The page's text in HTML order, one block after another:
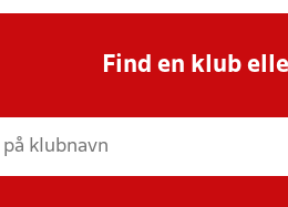
Find en klub